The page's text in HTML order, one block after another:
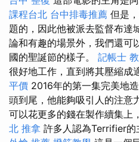
課程台北 台中排毒推薦 但是
題的，因此他被派去監督布達
論和有趣的場景外，我們還可
國的聖誕節的樣子。 記帳士
很好地工作，直到將其壓縮成
平價 2016年的第一集完美地
頭到尾，他能夠吸引人的注意
可以花更多的錢在製作續集上
北 推拿 許多人認為Terrifier的